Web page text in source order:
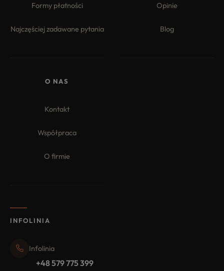
Formy płatności
Najczęściej zadawane pytania
Opinie
Blog
O NAS
Kontakt
Współpraca
O firmie
INFOLINIA
Infolinia
+48 579 775 399